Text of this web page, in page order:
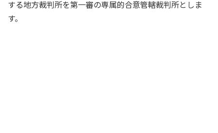
する地方裁判所を第一審の専属的合意管轄裁判所としま
す。